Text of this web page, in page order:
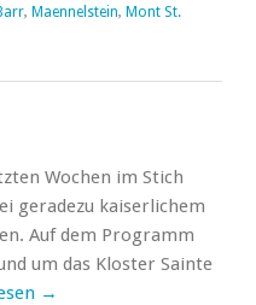
, Maennelstein, Mont St.
Wochen im Stich
geradezu kaiserlichem
Auf dem Programm
um das Kloster Sainte
→